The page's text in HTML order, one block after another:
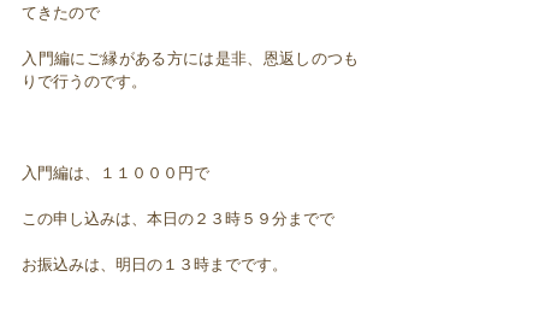
てきたので
入門編にご縁がある方には是非、恩返しのつも
りで行うのです。
入門編は、１１０００円で
この申し込みは、本日の２３時５９分までで
お振込みは、明日の１３時までです。